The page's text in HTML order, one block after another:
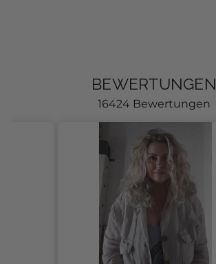
BEWERTUNGEN
16424 Bewertungen